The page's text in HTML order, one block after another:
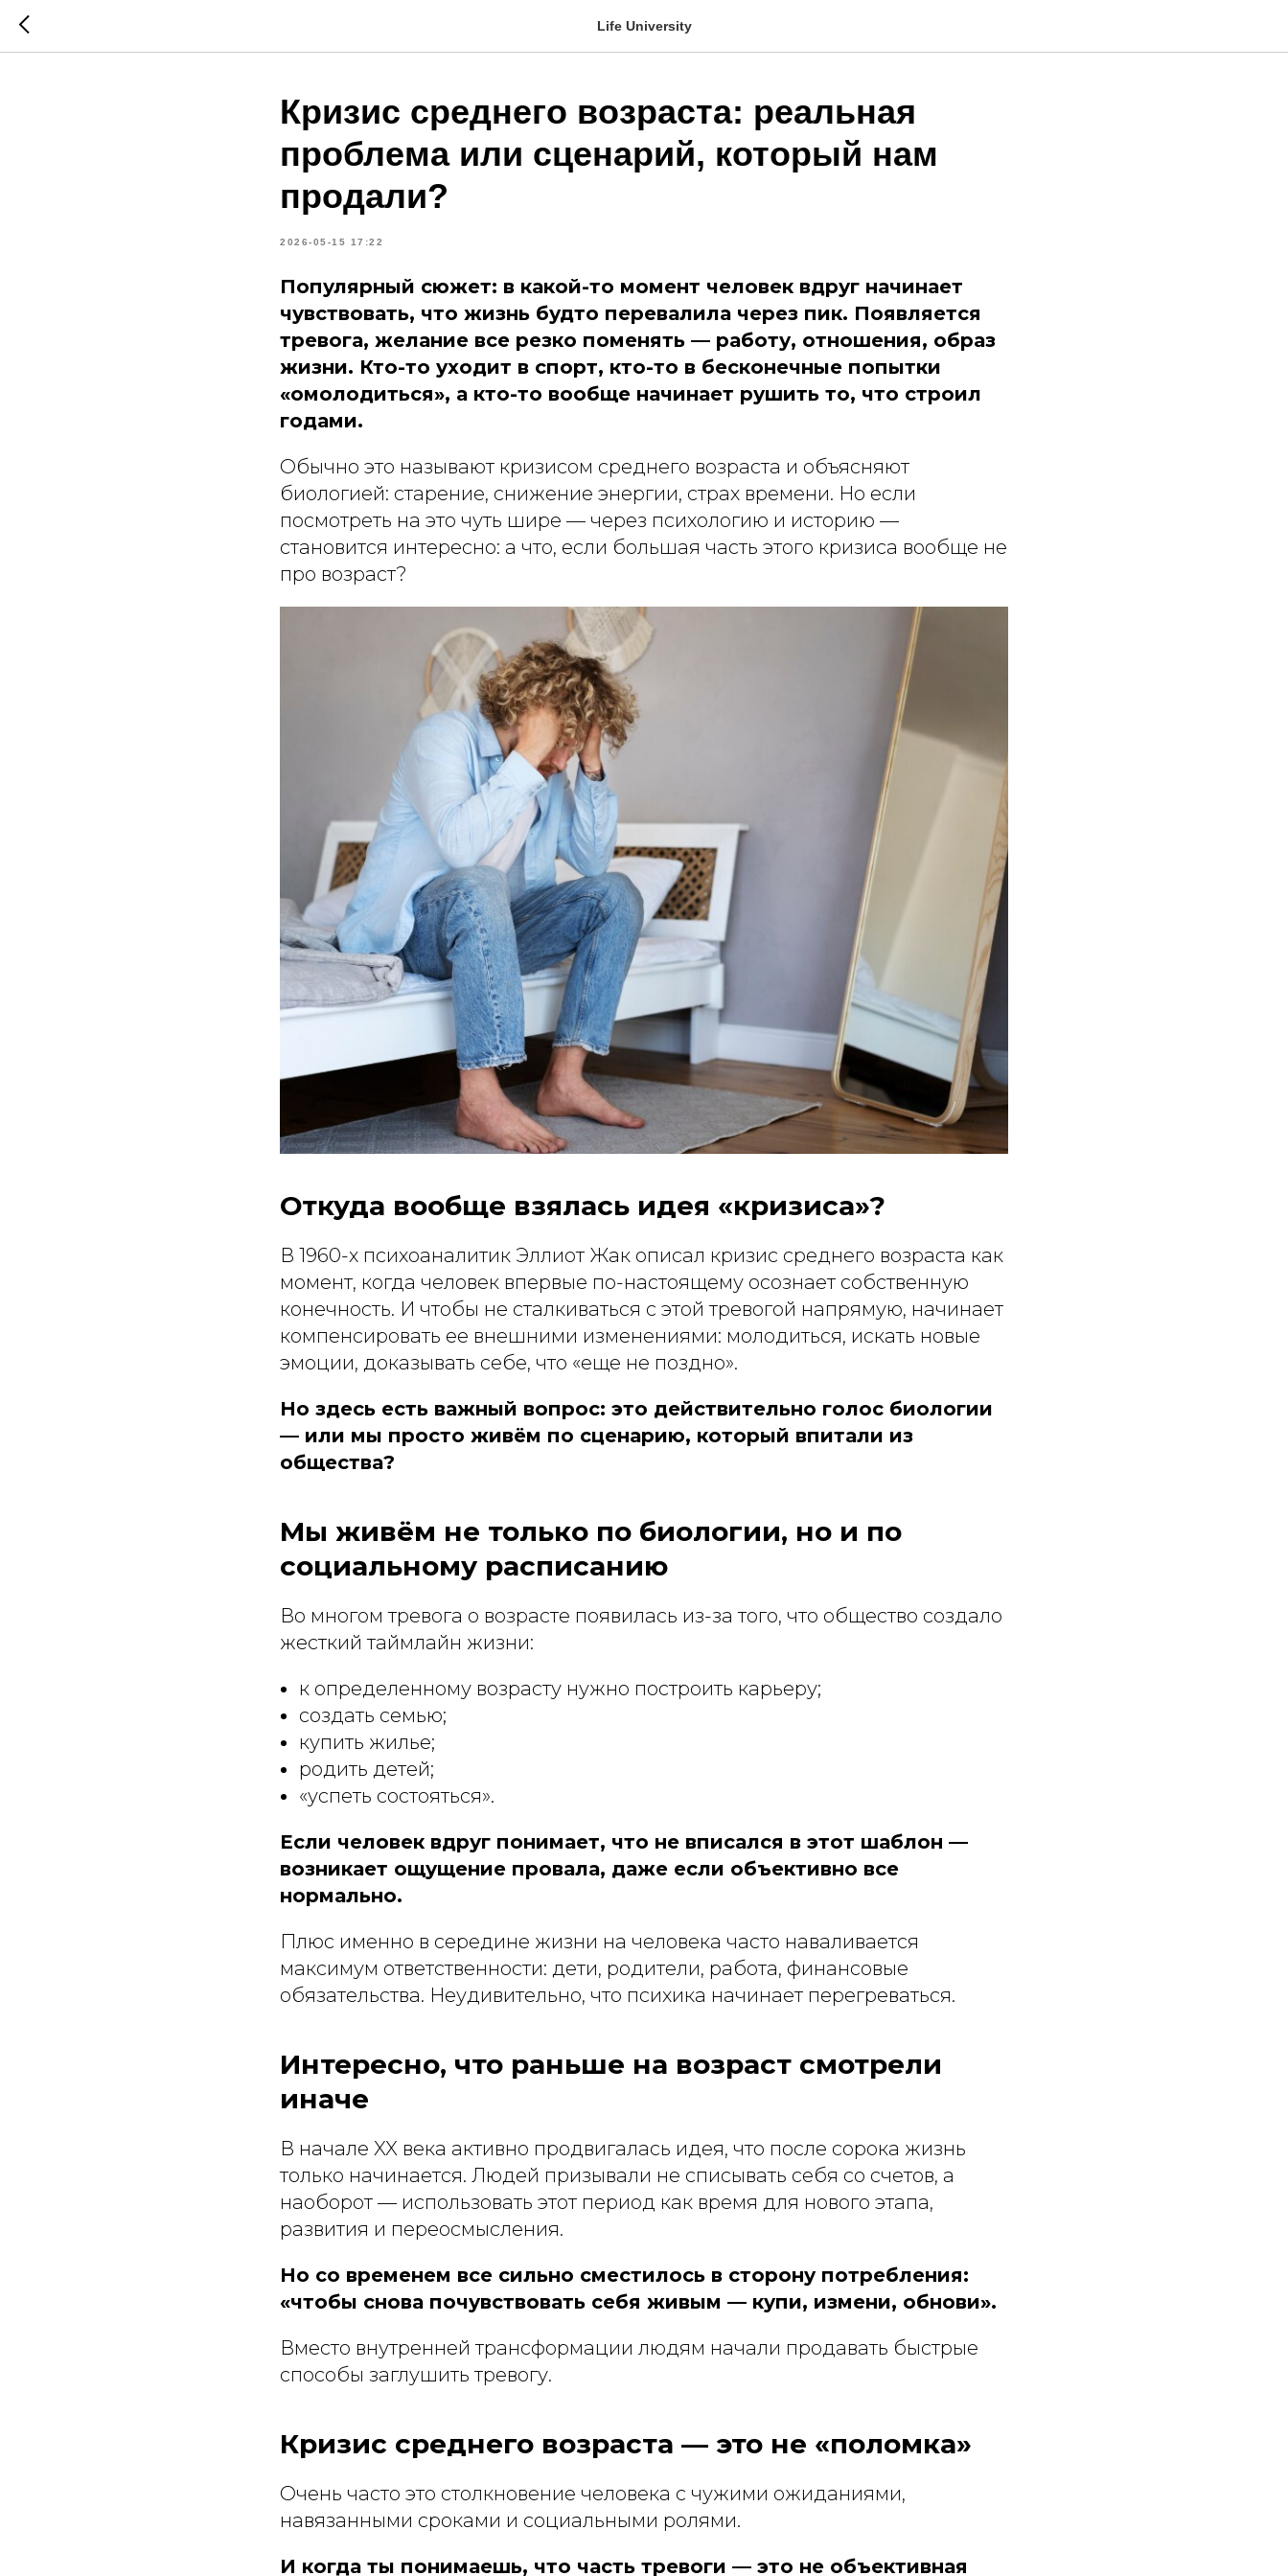
Life University
Кризис среднего возраста: реальная
проблема или сценарий, который нам
продали?
2026-05-15 17:22
Популярный сюжет: в какой-то момент человек вдруг начинает
чувствовать, что жизнь будто перевалила через пик. Появляется
тревога, желание все резко поменять — работу, отношения, образ
жизни. Кто-то уходит в спорт, кто-то в бесконечные попытки
«омолодиться», а кто-то вообще начинает рушить то, что строил
годами.
Обычно это называют кризисом среднего возраста и объясняют
биологией: старение, снижение энергии, страх времени. Но если
посмотреть на это чуть шире — через психологию и историю —
становится интересно: а что, если большая часть этого кризиса вообще не
про возраст?
Откуда вообще взялась идея «кризиса»?
В 1960-х психоаналитик Эллиот Жак описал кризис среднего возраста как
момент, когда человек впервые по-настоящему осознает собственную
конечность. И чтобы не сталкиваться с этой тревогой напрямую, начинает
компенсировать ее внешними изменениями: молодиться, искать новые
эмоции, доказывать себе, что «еще не поздно».
Но здесь есть важный вопрос: это действительно голос биологии
— или мы просто живём по сценарию, который впитали из
общества?
Мы живём не только по биологии, но и по
социальному расписанию
Во многом тревога о возрасте появилась из-за того, что общество создало
жесткий таймлайн жизни:
к определенному возрасту нужно построить карьеру;
создать семью;
купить жилье;
родить детей;
«успеть состояться».
Если человек вдруг понимает, что не вписался в этот шаблон —
возникает ощущение провала, даже если объективно все
нормально.
Плюс именно в середине жизни на человека часто наваливается
максимум ответственности: дети, родители, работа, финансовые
обязательства. Неудивительно, что психика начинает перегреваться.
Интересно, что раньше на возраст смотрели
иначе
В начале XX века активно продвигалась идея, что после сорока жизнь
только начинается. Людей призывали не списывать себя со счетов, а
наоборот — использовать этот период как время для нового этапа,
развития и переосмысления.
Но со временем все сильно сместилось в сторону потребления:
«чтобы снова почувствовать себя живым — купи, измени, обнови».
Вместо внутренней трансформации людям начали продавать быстрые
способы заглушить тревогу.
Кризис среднего возраста — это не «поломка»
Очень часто это столкновение человека с чужими ожиданиями,
навязанными сроками и социальными ролями.
И когда ты понимаешь, что часть тревоги — это не объективная